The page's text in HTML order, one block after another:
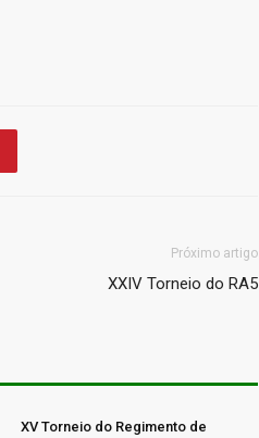
Próximo artigo
XXIV Torneio do RA5
XV Torneio do Regimento de